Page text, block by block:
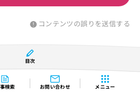
検索 お問い合わせ メニュー
コンテンツの誤りを送信する
小児歯科
目次